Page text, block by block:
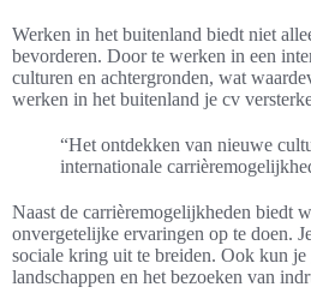
Werken in het buitenland biedt niet
bevorderen. Door te werken in een
culturen en achtergronden, wat
werken in het buitenland je cv
“Het ontdekken van nieuwe
internationale
Naast de carrièremogelijkheden biedt
onvergetelijke ervaringen op te doen.
sociale kring uit te breiden. Ook kun
landschappen en het bezoeken van